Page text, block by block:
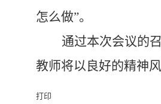
怎么做”。
通过本次会议的
教师将以良好的精神
打印